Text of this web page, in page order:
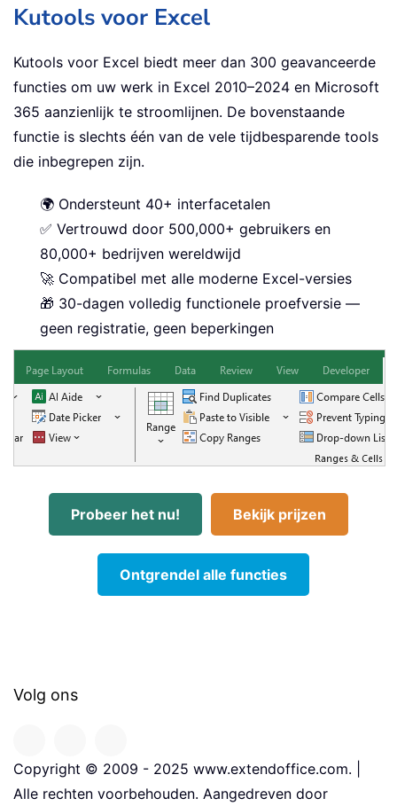
Kutools voor Excel
Kutools voor Excel biedt meer dan 300 geavanceerde
functies om uw werk in Excel 2010–2024 en Microsoft
365 aanzienlijk te stroomlijnen. De bovenstaande
functie is slechts één van de vele tijdbesparende tools
die inbegrepen zijn.
🌍 Ondersteunt 40+ interfacetalen
✅ Vertrouwd door 500,000+ gebruikers en
80,000+ bedrijven wereldwijd
🚀 Compatibel met alle moderne Excel-versies
🎁 30-dagen volledig functionele proefversie —
geen registratie, geen beperkingen
Probeer het nu! Bekijk prijzen
Ontgrendel alle functies
Volg ons
Copyright © 2009 - 2025 www.extendoffice.com. |
Alle rechten voorbehouden. Aangedreven door